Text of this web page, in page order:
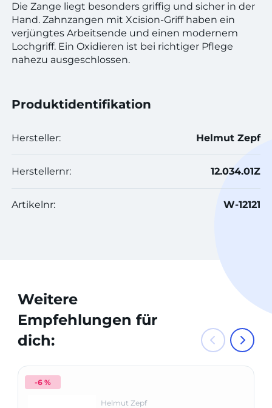
Die Zange liegt besonders griffig und sicher in der
Hand. Zahnzangen mit Xcision-Griff haben ein
verjüngtes Arbeitsende und einen modernem
Lochgriff. Ein Oxidieren ist bei richtiger Pflege
nahezu ausgeschlossen.
Produktidentifikation
Hersteller: Helmut Zepf
Herstellernr: 12.034.01Z
Artikelnr: W-12121
Weitere
Empfehlungen für
dich:
-6 %
Helmut Zepf